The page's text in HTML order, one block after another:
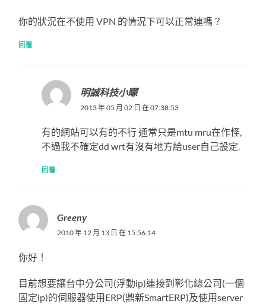
你的狀況在不使用 VPN 的情況下可以正常連嗎？
回覆
明誠科技小矇
2013 年 05 月 02 日 在 07:38:53
有的網站可以有的不行 通常只是mtu mru在作怪,
不過我不確定dd wrt有沒有地方給user自己設定.
回覆
Greeny
2010 年 12 月 13 日 在 15:56:14
你好！
目前想要讓台中分公司(浮動ip)連接到彰化總公司(一個
固定ip)的伺服器使用ERP(鼎新SmartERP)及使用server